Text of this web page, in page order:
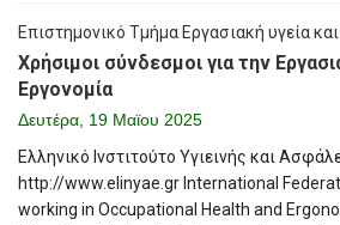
Επιστημονικό Τμήμα Εργασιακή υγεία
Χρήσιμοι σύνδεσμοι για την
Εργονομία
Δευτέρα, 19 Μαϊου 2025
Ελληνικό Ινστιτούτο Υγιεινής και
http://www.elinyae.gr International
working in Occupational Health and